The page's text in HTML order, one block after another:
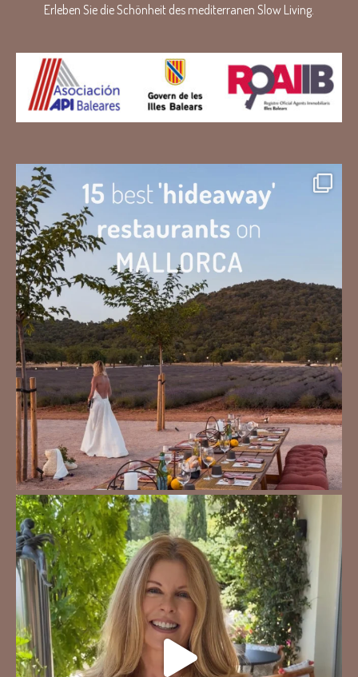
Erleben Sie die Schönheit des mediterranen Slow Living.